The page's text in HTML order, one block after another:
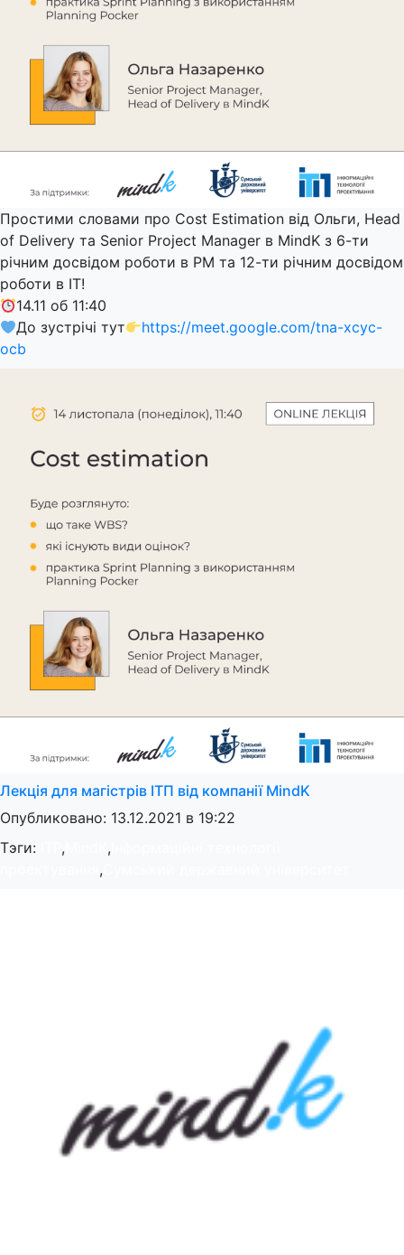
Простими словами про Cost Estimation від Ольги, Head
of Delivery та Senior Project Manager в MindK з 6-ти
річним досвідом роботи в PM та 12-ти річним досвідом
роботи в ІТ!
14.11 об 11:40
До зустрічі тут
https://meet.google.com/tna-xcyc-
ocb
Лекція для магістрів ІТП від компанії MindK
Опубликовано: 13.12.2021 в 19:22
Тэги:
, ,
,